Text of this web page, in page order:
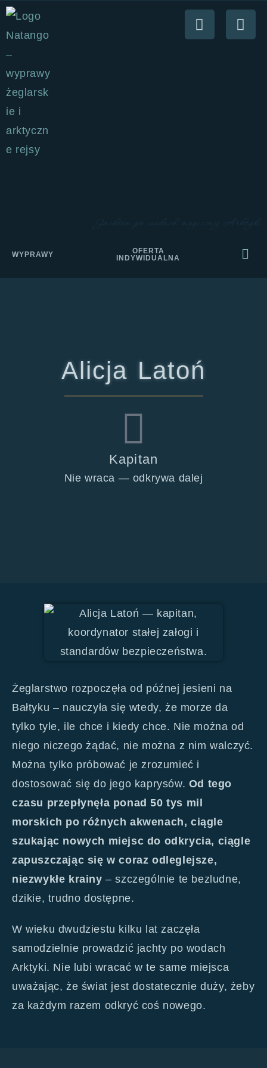
WYPRAWY
OFERTA
INDYWIDUALNA
Alicja Latoń
Kapitan
Nie wraca — odkrywa dalej
Żeglarstwo rozpoczęła od późnej jesieni na
Bałtyku – nauczyła się wtedy, że morze da
tylko tyle, ile chce i kiedy chce. Nie można od
niego niczego żądać, nie można z nim walczyć.
Można tylko próbować je zrozumieć i
dostosować się do jego kaprysów. Od tego
czasu przepłynęła ponad 50 tys mil
morskich po różnych akwenach, ciągle
szukając nowych miejsc do odkrycia, ciągle
zapuszczając się w coraz odleglejsze,
niezwykłe krainy – szczególnie te bezludne,
dzikie, trudno dostępne.
W wieku dwudziestu kilku lat zaczęła
samodzielnie prowadzić jachty po wodach
Arktyki. Nie lubi wracać w te same miejsca
uważając, że świat jest dostatecznie duży, żeby
za każdym razem odkryć coś nowego.